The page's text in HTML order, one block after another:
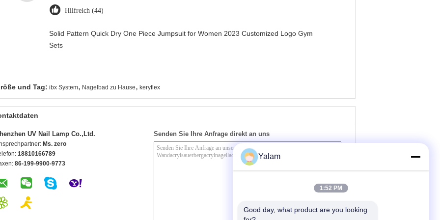
Hilfreich (44)
Solid Pattern Quick Dry One Piece Jumpsuit for Women 2023 Customized Logo Gym
Sets
und Tag: ibx System, Nagelbad zu Hause, keryflex
UV Nail Lamp Co.,Ltd.
Ms. zero
18810166789
86-199-9900-9773
Senden Sie Ihre Anfrage direkt an uns
Yalam
1:52 PM
Good day, what product are you looking